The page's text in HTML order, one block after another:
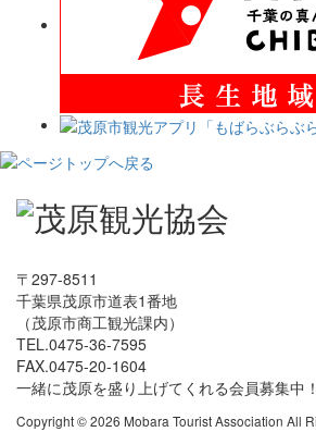
〒297-8511
千葉県茂原市道表1番地
（茂原市商工観光課内）
TEL.0475-36-7595
FAX.0475-20-1604
一緒に茂原を盛り上げてくれる会員募集中！
Copyright © 2026 Mobara Tourist Association All